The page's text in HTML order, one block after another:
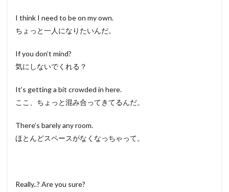
I think I need to be on my own.
ちょっと一人になりたいんだ。
If you don’t mind?
気にしないでくれる？
It’s getting a bit crowded in here.
ここ、ちょっと混み合ってきてるんだ。
There’s barely any room.
ほとんどスペースがなくなっちゃって。
Really..? Are you sure?